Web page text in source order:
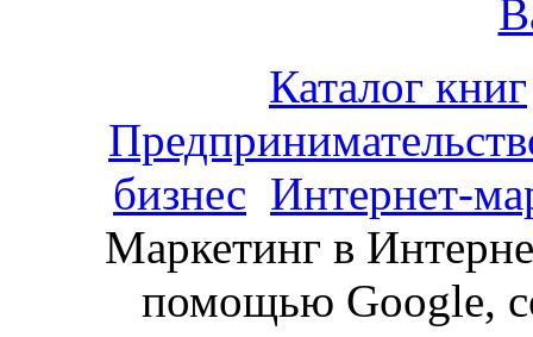
Каталог книг
бизнес Интернет-
Маркетинг в
помощью Google,